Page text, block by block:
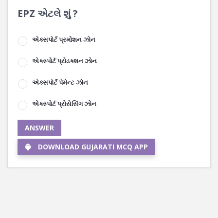
EPZ એટલે શું ?
એક્સપોર્ટ પ્રમોશન ઝોન
એક્સ્પોર્ટ પ્રોડક્શન ઝોન
એક્સપોર્ટ પેમેન્ટ ઝોન
એક્સ્પોર્ટ પ્રોસેસિંગ ઝોન
ANSWER
DOWNLOAD GUJARATI MCQ APP